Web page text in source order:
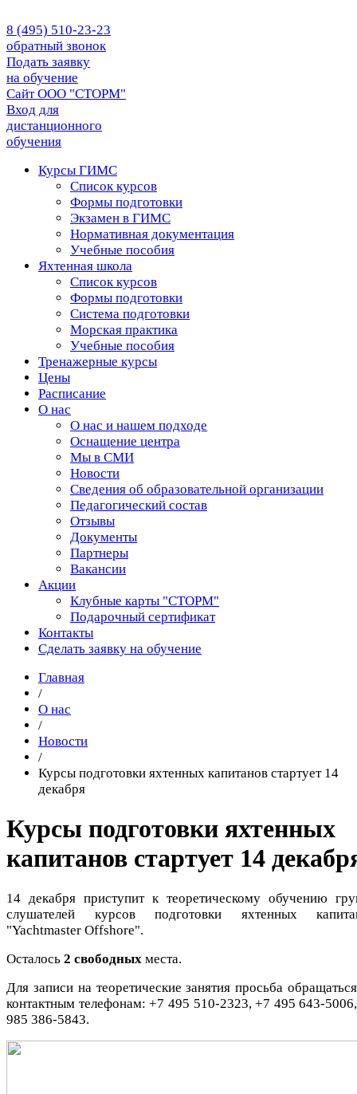
8 (495) 510-23-23
обратный звонок
Подать заявку
на обучение
Сайт ООО "СТОРМ"
Вход для
дистанционного
обучения
Курсы ГИМС
Список курсов
Формы подготовки
Экзамен в ГИМС
Нормативная документация
Учебные пособия
Яхтенная школа
Список курсов
Формы подготовки
Cистема подготовки
Морская практика
Учебные пособия
Тренажерные курсы
Цены
Расписание
О нас
О нас и нашем подходе
Оснащение центра
Мы в СМИ
Новости
Сведения об образовательной организации
Педагогический состав
Отзывы
Документы
Партнеры
Вакансии
Акции
Клубные карты "СТОРМ"
Подарочный сертификат
Контакты
Сделать заявку на обучение
Главная
/
О нас
/
Новости
/
Курсы подготовки яхтенных капитанов стартует 14
декабря
Курсы подготовки яхтенных
капитанов стартует 14
14 декабря приступит к теоретическому обучению
слушателей курсов подготовки яхтенных
"Yachtmaster Offshore".
Осталось 2 свободных места.
Для записи на теоретические занятия просьба
контактным телефонам: +7 495 510-2323, +7 495 643-
985 386-5843.